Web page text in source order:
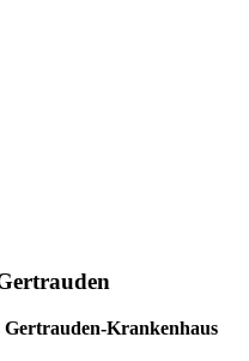
Krankenhaus